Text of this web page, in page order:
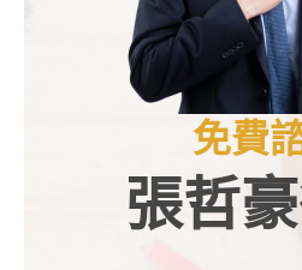
免費
張哲